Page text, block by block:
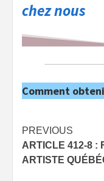
chez nous
Comment
Post
PREVIOUS
ARTICLE 412-8 :
ARTISTE